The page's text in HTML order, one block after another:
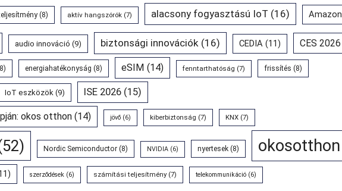
(8) aktív hangszórók (7) alacsony fogyasztású IoT (16) Amazon
audio innováció (9) biztonsági innovációk (16) CEDIA (11) CES 2026
energiahatékonyság (8) eSIM (14) fenntarthatóság (7) frissítés (8)
IoT eszközök (9) ISE 2026 (15)
okos otthon (14) jövő (6) kiberbiztonság (7) KNX (7)
Nordic Semiconductor (8) NVIDIA (6) nyertesek (8) okosotthon
szerződések (6) számítási teljesítmény(7) telekommunikáció (6)